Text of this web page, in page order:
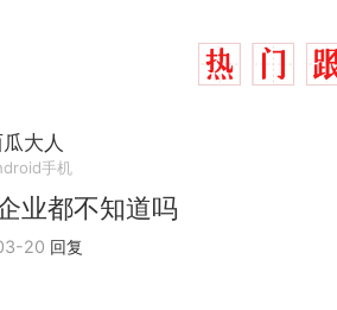
大人
手机
业都不知道吗
20 回复